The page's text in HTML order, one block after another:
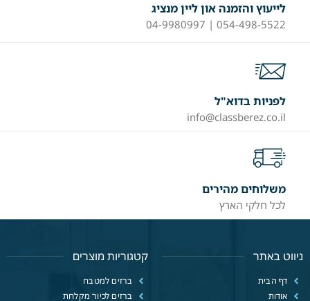
לייעוץ והזמנה און ליין מנציג
054-498-5522 | 04-9980997
לפניות בדוא"ל
info@classberez.co.il
משלוחים מהירים
לכל חלקי הארץ
ניווט באתר
דף הבית
אודות
קטגוריות מוצרים
ברזים למטבח
ברזים לכיור מקלחת